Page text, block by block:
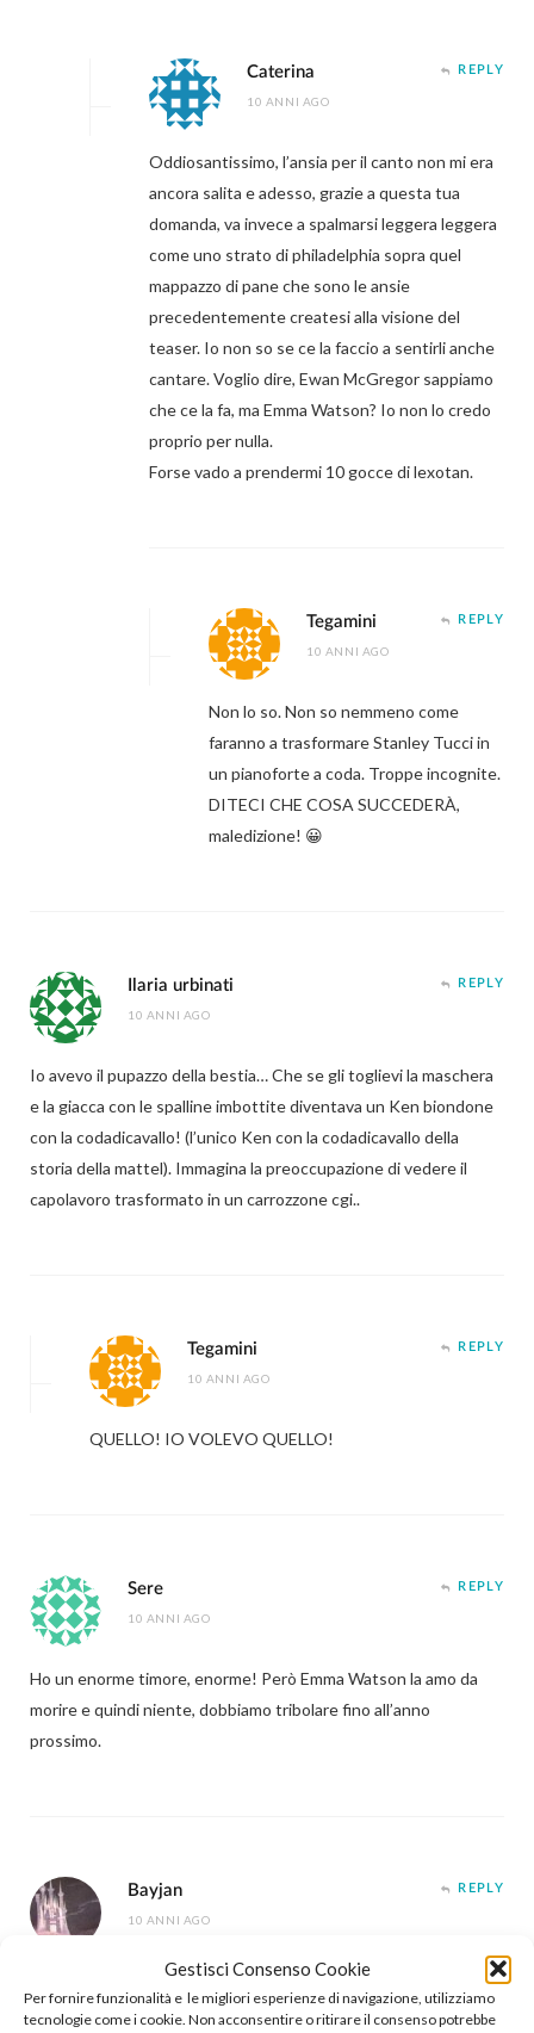
Gestisci Consenso Cookie
Per fornire funzionalità e le migliori esperienze di navigazione, utilizziamo
tecnologie come i cookie. Non acconsentire o ritirare il consenso potrebbe
Caterina
10 ANNI AGO
REPLY
Oddiosantissimo, l’ansia per il canto non mi era
ancora salita e adesso, grazie a questa tua
domanda, va invece a spalmarsi leggera leggera
come uno strato di philadelphia sopra quel
mappazzo di pane che sono le ansie
precedentemente createsi alla visione del
teaser. Io non so se ce la faccio a sentirli anche
cantare. Voglio dire, Ewan McGregor sappiamo
che ce la fa, ma Emma Watson? Io non lo credo
proprio per nulla.
Forse vado a prendermi 10 gocce di lexotan.
Tegamini
10 ANNI AGO
REPLY
Non lo so. Non so nemmeno come
faranno a trasformare Stanley Tucci in
un pianoforte a coda. Troppe incognite.
DITECI CHE COSA SUCCEDERÀ,
maledizione! 😀
Ilaria urbinati
10 ANNI AGO
REPLY
Io avevo il pupazzo della bestia… Che se gli toglievi la maschera
e la giacca con le spalline imbottite diventava un Ken biondone
con la codadicavallo! (l’unico Ken con la codadicavallo della
storia della mattel). Immagina la preoccupazione di vedere il
capolavoro trasformato in un carrozzone cgi..
Tegamini
10 ANNI AGO
REPLY
QUELLO! IO VOLEVO QUELLO!
Sere
10 ANNI AGO
REPLY
Ho un enorme timore, enorme! Però Emma Watson la amo da
morire e quindi niente, dobbiamo tribolare fino all’anno
prossimo.
Bayjan
10 ANNI AGO
REPLY
Anche io avevo – anzi, ho ancora – la Bestia della Mattel, e
anche Belle <3